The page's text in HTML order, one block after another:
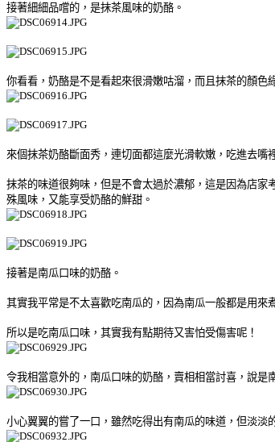
接著細細品嚐的，是抹茶風味的奶酪。
你看看，奶酪是不是看起來很滑嫩咕溜，而且抹茶的顏色
來個抹茶奶酪斷面秀，連切面都這麼光滑軟嫩，吃進去嘴
抹茶的味道很夠味，但是不會太過於濃郁，這是因為店
殊風味，又能享受奶酪的鮮甜。
接著是南瓜口味的奶酪。
其實我平常是不太喜歡吃南瓜的，因為南瓜一般都是用
所以是吃南瓜口味，其實我有點期待又害怕受傷害呢！
令我相當意外的，南瓜口味的奶酪，賣相相當討喜，說是
小心翼翼的嘗了一口，雖然吃得出有南瓜的味道，但淡